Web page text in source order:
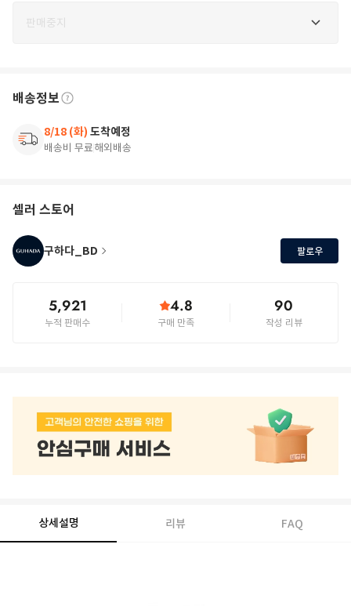
판매중지
배송정보
8/18 (화) 도착예정
배송비 무료해외배송
셀러 스토어
구하다_BD 팔로우
5,921
누적 판매수
4.8
구매 만족
90
작성 리뷰
상세설명 리뷰 FAQ